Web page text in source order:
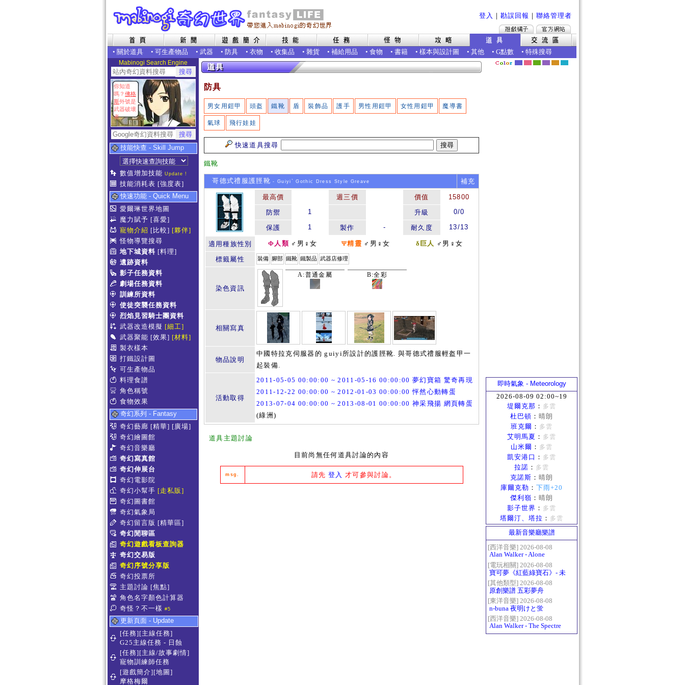
登入 ｜ 勘誤回報 ｜ 聯絡管理者
• 關於道具 • 可生產物品 • 武器 • 防具 • 衣物 • 收集品 • 雜貨 • 補給用品 • 食物 • 書籍 • 樣本與設計圖 • 其他 • G點數 • 特殊搜尋
Mabinogi Search Engine
你知道
嗎？ 佛格
斯外號是
武器破壞
者
技能快查 - Skill Jump
數值增加技能 Update !
技能消耗表 [強度表]
快速功能 - Quick Menu
愛爾琳世界地圖
魔力賦予 [喜愛]
寵物介紹 [比較] [夥伴]
怪物導覽搜尋
地下城資料 [料理]
遺跡資料
影子任務資料
劇場任務資料
訓練所資料
使徒突襲任務資料
烈焰見習騎士團資料
武器改造模擬 [細工]
武器聚能 [效果] [材料]
製衣樣本
打鐵設計圖
可生產物品
料理食譜
角色稱號
食物效果
奇幻系列 - Fantasy
奇幻藝廊 [精華] [廣場]
奇幻繪圖館
奇幻音樂廳
奇幻寫真館
奇幻伸展台
奇幻電影院
奇幻小幫手 [走私販]
奇幻圖書館
奇幻氣象局
奇幻留言版 [精華區]
奇幻閒聊區
奇幻遊戲看板查詢器
奇幻交易版
奇幻序號分享版
奇幻投票所
主題討論 [焦點]
角色名字顏色計算器
奇怪？不一樣 #5
更新頁面 - Update
[任務][主線任務]
G25主線任務 - 日蝕
[任務][主線/故事劇情]
寵物訓練師任務
[遊戲簡介][地圖]
摩格梅爾
防具
男女用鎧甲 頭盔 鐵靴 盾 裝飾品 護手 男性用鎧甲 女性用鎧甲 魔導書
氣球 飛行娃娃
快速道具搜尋
鐵靴
哥德式禮服護脛靴 - Guiyi` Gothic Dress Style Greave 補充
最高價 週三價 價值
15800
防禦
1 升級 0/0
保護 1 製作 - 耐久度 13/13
適用種族性別 Φ人類 ♂男♀女 Ψ精靈 ♂男♀女 δ巨人 ♂男♀女
標籤屬性 裝備 腳部 鐵靴 鐵製品 武器店修理
染色資訊
A:普通金屬 B:全彩
相關寫真
物品說明
中國特拉克伺服器的 guiyi所設計的護脛靴. 與哥德式禮服輕盔甲一
起裝備.
活動取得
2011-05-05 00:00:00 ~ 2011-05-16 00:00:00 夢幻寶箱 驚奇再現
2011-12-22 00:00:00 ~ 2012-01-03 00:00:00 怦然心動轉蛋
2013-07-04 00:00:00 ~ 2013-08-01 00:00:00 神采飛揚 網頁轉蛋
(綠洲)
道具主題討論
目前尚無任何道具討論的內容
msg. 請先 登入 才可參與討論。
即時氣象 - Meteorology
2026-08-09 02:00~19
堤爾克那 ： 多雲
杜巴頓 ： 晴朗
班克爾 ： 多雲
艾明馬夏 ： 多雲
山米爾 ： 多雲
凱安港口 ： 多雲
拉諾 ： 多雲
克諾斯 ： 晴朗
庫爾克勒 ： 下雨+20
傑利嶺 ： 晴朗
影子世界 ： 多雲
塔爾汀、塔拉 ： 多雲
最新音樂廳樂譜
[西洋音樂] 2026-08-08
Alan Walker - Alone
[電玩相關] 2026-08-08
寶可夢《紅藍綠寶石》- 未
白鎮BGM (Littleroot Town)
[其他類型] 2026-08-08
原創樂譜 五彩夢舟
[東洋音樂] 2026-08-08
n-buna 夜明けと蛍
[西洋音樂] 2026-08-08
Alan Walker - The Spectre